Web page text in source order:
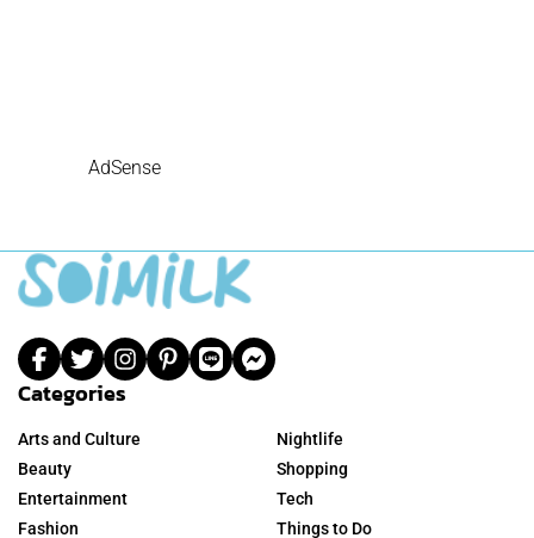
AdSense
Categories
Arts and Culture
Beauty
Entertainment
Fashion
Nightlife
Shopping
Tech
Things to Do